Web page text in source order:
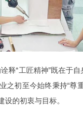
释“工匠精神”既在于
之初至今始终秉持“尊
的初衷与目标。